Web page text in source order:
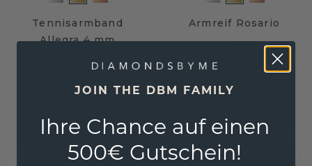
Tennisarmband
Allegra 4 mm
Amethyst
8.972,- € 11.215,- €
Armreif Rosario
Amethyst
2.740,- €
JOIN THE DBM FAMILY
Ihre Chance auf einen
500€ Gutschein!